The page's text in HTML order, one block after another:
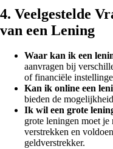
4. Veelgestelde
van een Lening
Waar kan ik een
aanvragen bij
of financiële
Kan ik online een
bieden de
Ik wil een grote
grote leningen moet
verstrekken en
geldverstrekker.